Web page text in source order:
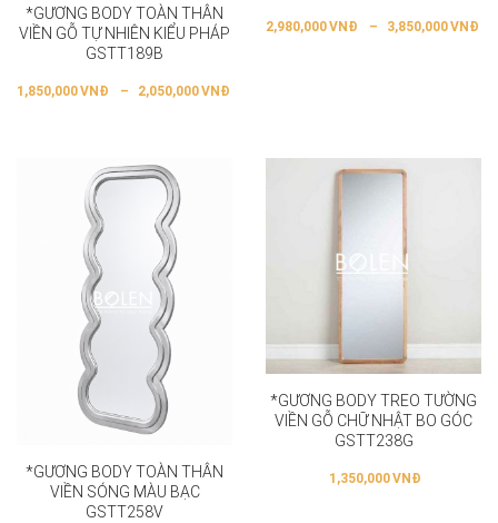
*GƯƠNG BODY TOÀN THÂN
VIỀN GỖ TỰ NHIÊN KIỂU PHÁP
GSTT189B
1,850,000VNĐ – 2,050,000VNĐ
2,980,000VNĐ – 3,850,000VNĐ
*GƯƠNG BODY TOÀN THÂN
VIỀN SÓNG MÀU BẠC
GSTT258V
*GƯƠNG BODY TREO TƯỜNG
VIỀN GỖ CHỮ NHẬT BO GÓC
GSTT238G
1,350,000VNĐ